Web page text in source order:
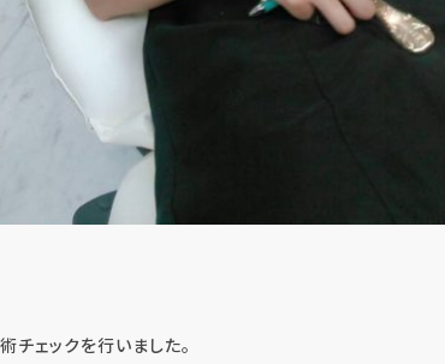
ェックを行いました。